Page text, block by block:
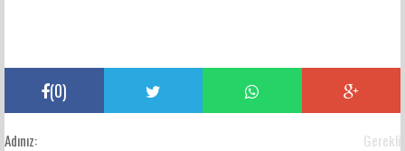
(0)
Adınız: Gerekli